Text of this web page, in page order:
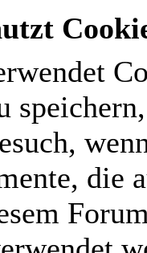
die